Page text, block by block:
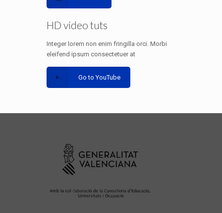
HD video tuts
Integer lorem non enim fringilla orci. Morbi
eleifend ipsum consectetuer at
Go to YouTube